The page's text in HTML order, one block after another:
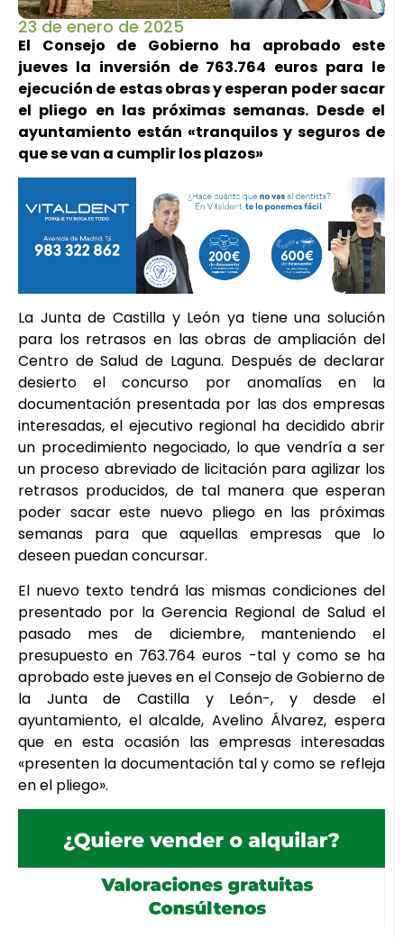
23 de enero de 2025
El Consejo de Gobierno ha aprobado este
jueves la inversión de 763.764 euros para le
ejecución de estas obras y esperan poder sacar
el pliego en las próximas semanas. Desde el
ayuntamiento están «tranquilos y seguros de
que se van a cumplir los plazos»
La Junta de Castilla y León ya tiene una solución
para los retrasos en las obras de ampliación del
Centro de Salud de Laguna. Después de declarar
desierto el concurso por anomalías en la
documentación presentada por las dos empresas
interesadas, el ejecutivo regional ha decidido abrir
un procedimiento negociado, lo que vendría a ser
un proceso abreviado de licitación para agilizar los
retrasos producidos, de tal manera que esperan
poder sacar este nuevo pliego en las próximas
semanas para que aquellas empresas que lo
deseen puedan concursar.
El nuevo texto tendrá las mismas condiciones del
presentado por la Gerencia Regional de Salud el
pasado mes de diciembre, manteniendo el
presupuesto en 763.764 euros -tal y como se ha
aprobado este jueves en el Consejo de Gobierno de
la Junta de Castilla y León-, y desde el
ayuntamiento, el alcalde, Avelino Álvarez, espera
que en esta ocasión las empresas interesadas
«presenten la documentación tal y como se refleja
en el pliego».